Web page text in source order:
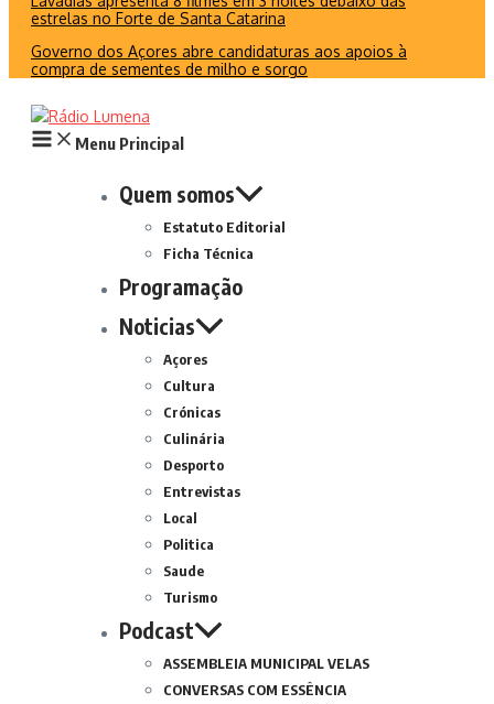
estrelas no Forte de Santa Catarina
Governo dos Açores abre candidaturas aos apoios à
compra de sementes de milho e sorgo
Menu Principal
Quem somos
Estatuto Editorial
Ficha Técnica
Programação
Noticias
Açores
Cultura
Crónicas
Culinária
Desporto
Entrevistas
Local
Politica
Saude
Turismo
Podcast
ASSEMBLEIA MUNICIPAL VELAS
CONVERSAS COM ESSÊNCIA